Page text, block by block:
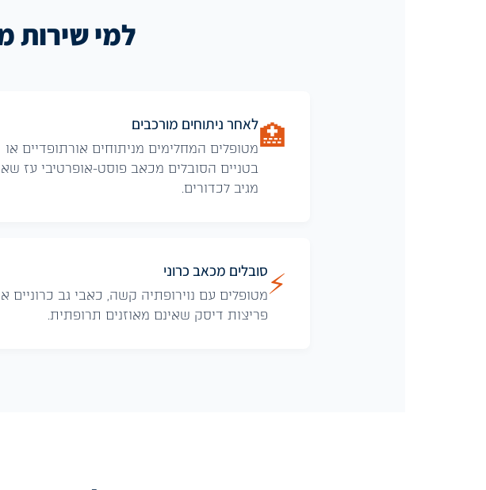
למי שירות
🏥לאחר ניתוחים מורכבים
מטופלים המחלימים מניתוחים אורתופדיים או
בטניים הסובלים מכאב פוסט-אופרטיבי עז
מגיב לכדורים.
⚡סובלים מכאב כרוני
מטופלים עם נוירופתיה קשה, כאבי גב כרוניים
פריצות דיסק שאינם מאוזנים תרופתית.